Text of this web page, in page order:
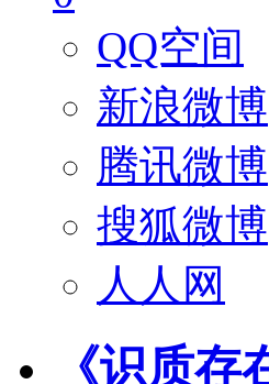
QQ空间
新浪微博
腾讯微博
搜狐微博
人人网
《识质